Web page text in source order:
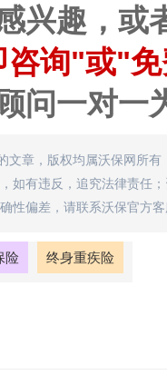
兴趣，或
询"或"
问一对一
文章，版权均属沃保网所
如有违反，追究法律责任
性偏差，请联系沃保官方
险 终身重疾险